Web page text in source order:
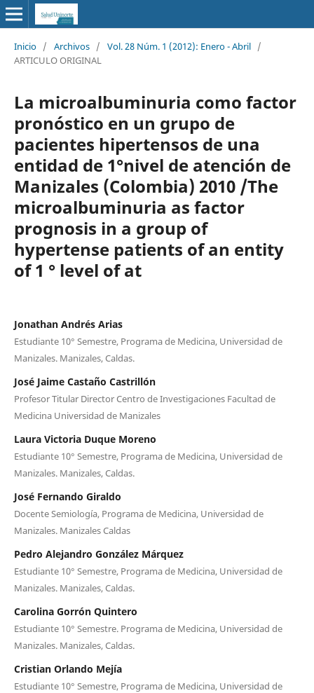
Inicio / Archivos / Vol. 28 Núm. 1 (2012): Enero - Abril /
ARTICULO ORIGINAL
La microalbuminuria como factor
pronóstico en un grupo de
pacientes hipertensos de una
entidad de 1°nivel de atención de
Manizales (Colombia) 2010 /The
microalbuminuria as factor
prognosis in a group of
hypertense patients of an entity
of 1 ° level of at
Jonathan Andrés Arias
Estudiante 10° Semestre, Programa de Medicina, Universidad de
Manizales. Manizales, Caldas.
José Jaime Castaño Castrillón
Profesor Titular Director Centro de Investigaciones Facultad de
Medicina Universidad de Manizales
Laura Victoria Duque Moreno
Estudiante 10° Semestre, Programa de Medicina, Universidad de
Manizales. Manizales, Caldas.
José Fernando Giraldo
Docente Semiología, Programa de Medicina, Universidad de
Manizales. Manizales Caldas
Pedro Alejandro González Márquez
Estudiante 10° Semestre, Programa de Medicina, Universidad de
Manizales. Manizales, Caldas.
Carolina Gorrón Quintero
Estudiante 10° Semestre. Programa de Medicina, Universidad de
Manizales. Manizales, Caldas.
Cristian Orlando Mejía
Estudiante 10° Semestre, Programa de Medicina, Universidad de